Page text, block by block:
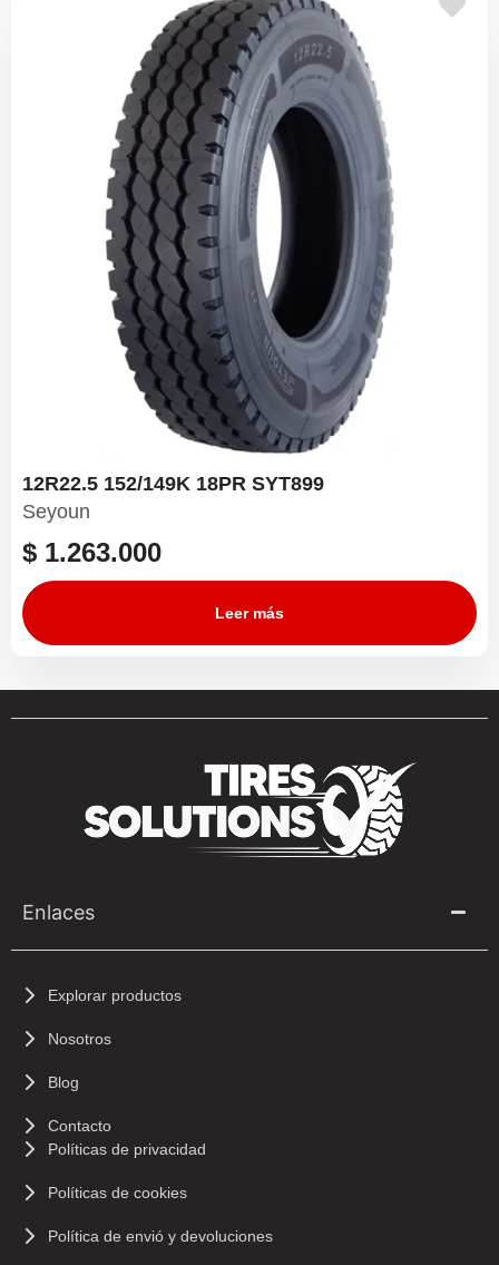
12R22.5 152/149K 18PR SYT899
Seyoun
$ 1.263.000
Leer más
Enlaces
Explorar productos
Nosotros
Blog
Contacto
Políticas de privacidad
Políticas de cookies
Política de envió y devoluciones